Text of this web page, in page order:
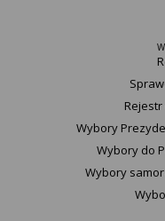
Wybory
Wybory do
Wybory